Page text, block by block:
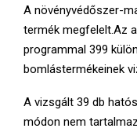
A növényvédőszer-
termék megfelelt.Az
programmal 399
bomlástermékeinek
A vizsgált 39 db
módon nem